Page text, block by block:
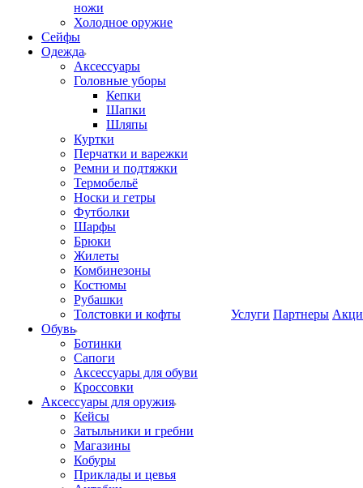
ножи
Холодное оружие
Сейфы
Одежда
Аксессуары
Головные уборы
Кепки
Шапки
Шляпы
Куртки
Перчатки и варежки
Ремни и подтяжки
Термобельё
Носки и гетры
Футболки
Шарфы
Брюки
Жилеты
Комбинезоны
Костюмы
Рубашки
Толстовки и кофты
Обувь
Ботинки
Сапоги
Аксессуары для обуви
Кроссовки
Аксессуары для оружия
Кейсы
Затыльники и гребни
Магазины
Кобуры
Приклады и цевья
Услуги Партнеры